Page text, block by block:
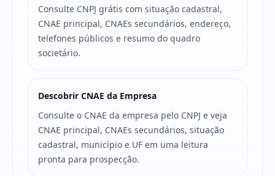
Consulte CNPJ grátis com situação cadastral,
CNAE principal, CNAEs secundários, endereço,
telefones públicos e resumo do quadro
societário.
Descobrir CNAE da Empresa
Consulte o CNAE da empresa pelo CNPJ e veja
CNAE principal, CNAEs secundários, situação
cadastral, município e UF em uma leitura
pronta para prospecção.